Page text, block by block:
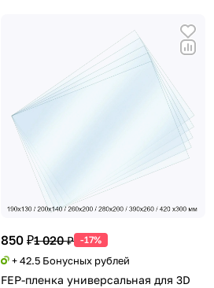
850 ₽1 020 ₽ -17%
+ 42.5 Бонусных рублей
FEP-пленка универсальная для 3D